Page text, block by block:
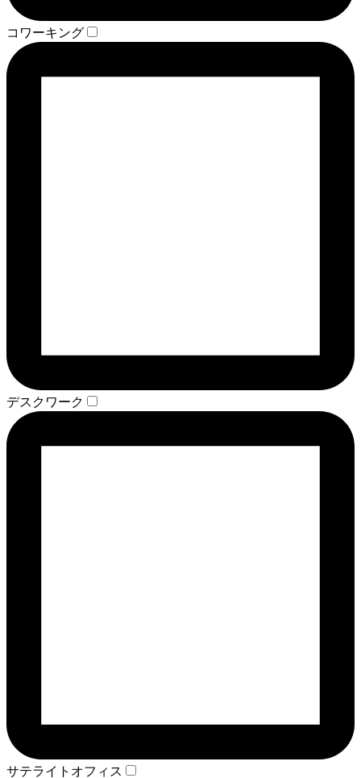
コワーキング
デスクワーク
サテライトオフィス